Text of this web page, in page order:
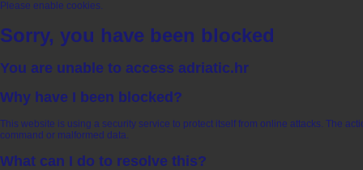
Please enable cookies.
Sorry, you have been blocked
You are unable to access adriatic.hr
Why have I been blocked?
This website is using a security service to protect itself from online attacks. The
command or malformed data.
What can I do to resolve this?